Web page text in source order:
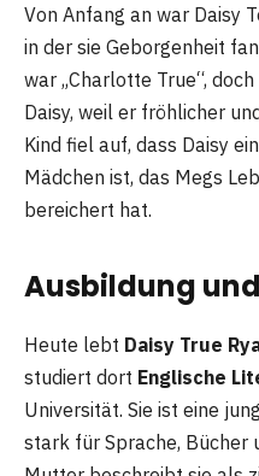
Von Anfang an war Daisy
in der sie Geborgenheit
war „Charlotte True“,
Daisy, weil er fröhlicher
Kind fiel auf, dass Daisy
Mädchen ist, das Megs
bereichert hat.
Ausbildung
Heute lebt Daisy True
studiert dort Englische
Universität. Sie ist eine
stark für Sprache, Bücher